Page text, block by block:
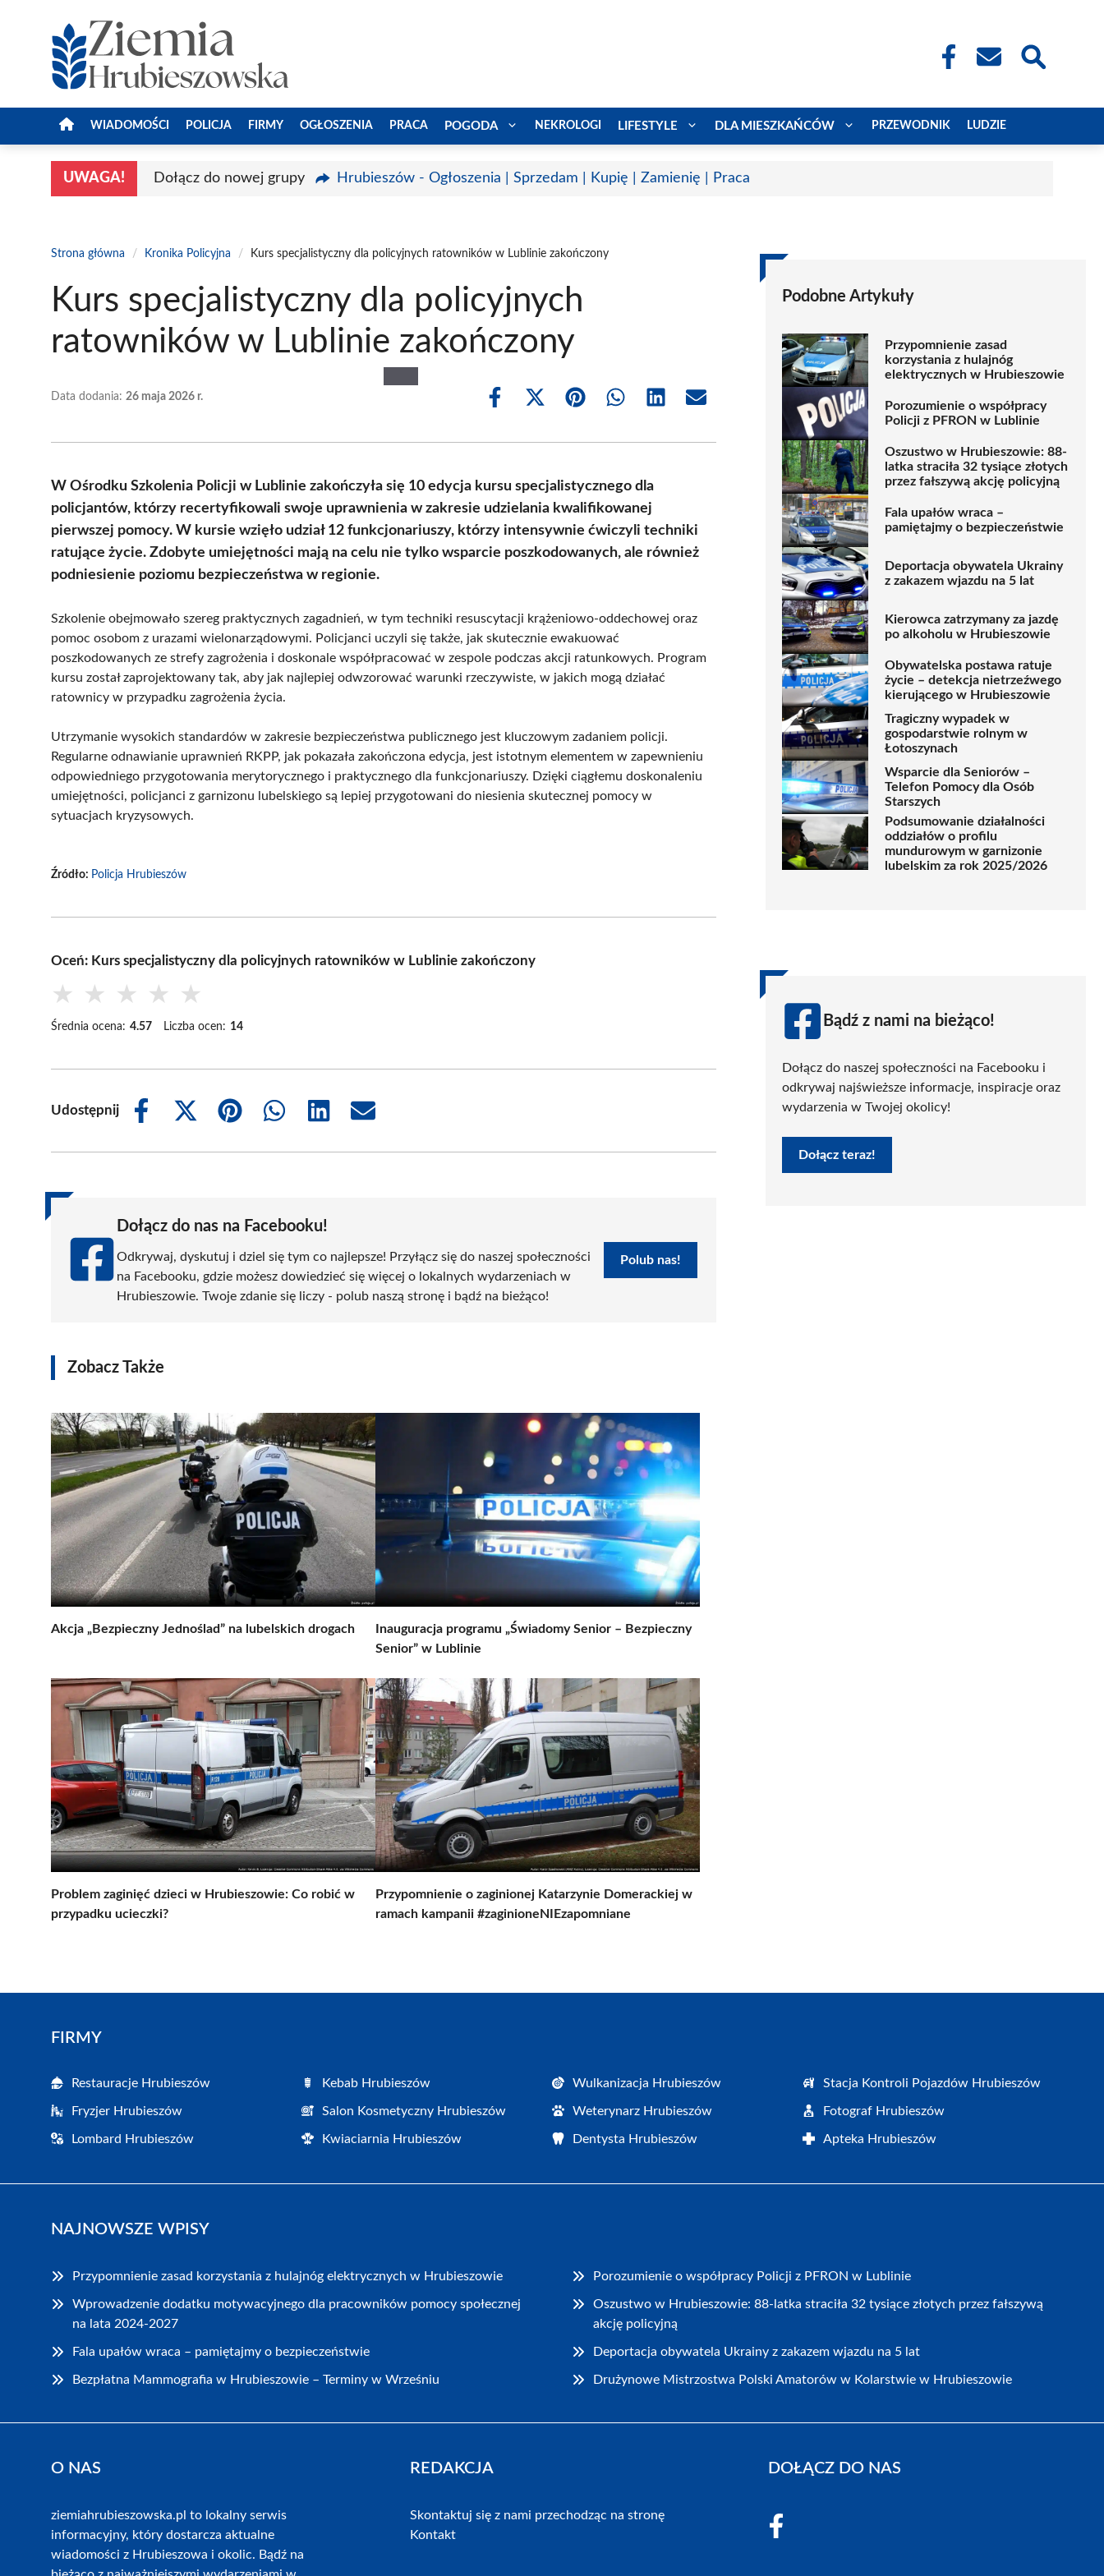
WIADOMOŚCI POLICJA FIRMY OGŁOSZENIA PRACA POGODA NEKROLOGI LIFESTYLE DLA MIESZKAŃCÓW PRZEWODNIK LUDZIE
UWAGA! Dołącz do nowej grupy Hrubieszów - Ogłoszenia | Sprzedam | Kupię | Zamienię | Praca
Strona główna / Kronika Policyjna / Kurs specjalistyczny dla policyjnych ratowników w Lublinie zakończony
Kurs specjalistyczny dla policyjnych
ratowników w Lublinie zakończony
Data dodania: 26 maja 2026 r.
Share
Share
(Twitter)
Share Share Share Share
W Ośrodku Szkolenia Policji w Lublinie zakończyła się 10 edycja kursu specjalistycznego dla
policjantów, którzy recertyfikowali swoje uprawnienia w zakresie udzielania kwalifikowanej
pierwszej pomocy. W kursie wzięło udział 12 funkcjonariuszy, którzy intensywnie ćwiczyli techniki
ratujące życie. Zdobyte umiejętności mają na celu nie tylko wsparcie poszkodowanych, ale również
podniesienie poziomu bezpieczeństwa w regionie.
Szkolenie obejmowało szereg praktycznych zagadnień, w tym techniki resuscytacji krążeniowo-oddechowej oraz
pomoc osobom z urazami wielonarządowymi. Policjanci uczyli się także, jak skutecznie ewakuować
poszkodowanych ze strefy zagrożenia i doskonale współpracować w zespole podczas akcji ratunkowych. Program
kursu został zaprojektowany tak, aby jak najlepiej odwzorować warunki rzeczywiste, w jakich mogą działać
ratownicy w przypadku zagrożenia życia.
Utrzymanie wysokich standardów w zakresie bezpieczeństwa publicznego jest kluczowym zadaniem policji.
Regularne odnawianie uprawnień RKPP, jak pokazała zakończona edycja, jest istotnym elementem w zapewnieniu
odpowiedniego przygotowania merytorycznego i praktycznego dla funkcjonariuszy. Dzięki ciągłemu doskonaleniu
umiejętności, policjanci z garnizonu lubelskiego są lepiej przygotowani do niesienia skutecznej pomocy w
sytuacjach kryzysowych.
Źródło: Policja Hrubieszów
Oceń: Kurs specjalistyczny dla policyjnych ratowników w Lublinie zakończony
★ ★ ★ ★ ★
Średnia ocena: 4.57 Liczba ocen: 14
Udostępnij
Share
Share
(Twitter)
Share
Share
Share
Share
Dołącz do nas na Facebooku!
Odkrywaj, dyskutuj i dziel się tym co najlepsze! Przyłącz się do naszej społeczności
na Facebooku, gdzie możesz dowiedzieć się więcej o lokalnych wydarzeniach w
Hrubieszowie. Twoje zdanie się liczy - polub naszą stronę i bądź na bieżąco!
Polub nas!
Zobacz Także
Akcja „Bezpieczny Jednoślad” na lubelskich drogach
Inauguracja programu „Świadomy Senior – Bezpieczny
Senior” w Lublinie
Problem zaginięć dzieci w Hrubieszowie: Co robić w
przypadku ucieczki?
Przypomnienie o zaginionej Katarzynie Domerackiej w
ramach kampanii #zaginioneNIEzapomniane
Podobne Artykuły
Przypomnienie zasad
korzystania z hulajnóg
elektrycznych w Hrubieszowie
Porozumienie o współpracy
Policji z PFRON w Lublinie
Oszustwo w Hrubieszowie: 88-
latka straciła 32 tysiące złotych
przez fałszywą akcję policyjną
Fala upałów wraca –
pamiętajmy o bezpieczeństwie
Deportacja obywatela Ukrainy
z zakazem wjazdu na 5 lat
Kierowca zatrzymany za jazdę
po alkoholu w Hrubieszowie
Obywatelska postawa ratuje
życie – detekcja nietrzeźwego
kierującego w Hrubieszowie
Tragiczny wypadek w
gospodarstwie rolnym w
Łotoszynach
Wsparcie dla Seniorów –
Telefon Pomocy dla Osób
Starszych
Podsumowanie działalności
oddziałów o profilu
mundurowym w garnizonie
lubelskim za rok 2025/2026
Bądź z nami na bieżąco!
Dołącz do naszej społeczności na Facebooku i
odkrywaj najświeższe informacje, inspiracje oraz
wydarzenia w Twojej okolicy!
Dołącz teraz!
FIRMY
Restauracje Hrubieszów Kebab Hrubieszów Wulkanizacja Hrubieszów Stacja Kontroli Pojazdów Hrubieszów
Fryzjer Hrubieszów Salon Kosmetyczny Hrubieszów Weterynarz Hrubieszów Fotograf Hrubieszów
Lombard Hrubieszów Kwiaciarnia Hrubieszów Dentysta Hrubieszów Apteka Hrubieszów
NAJNOWSZE WPISY
Przypomnienie zasad korzystania z hulajnóg elektrycznych w Hrubieszowie Porozumienie o współpracy Policji z PFRON w Lublinie
Wprowadzenie dodatku motywacyjnego dla pracowników pomocy społecznej
na lata 2024-2027
Oszustwo w Hrubieszowie: 88-latka straciła 32 tysiące złotych przez fałszywą
akcję policyjną
Fala upałów wraca – pamiętajmy o bezpieczeństwie Deportacja obywatela Ukrainy z zakazem wjazdu na 5 lat
Bezpłatna Mammografia w Hrubieszowie – Terminy w Wrześniu Drużynowe Mistrzostwa Polski Amatorów w Kolarstwie w Hrubieszowie
O NAS
ziemiahrubieszowska.pl to lokalny serwis
informacyjny, który dostarcza aktualne
wiadomości z Hrubieszowa i okolic. Bądź na
REDAKCJA
Skontaktuj się z nami przechodząc na stronę
Kontakt
DOŁĄCZ DO NAS